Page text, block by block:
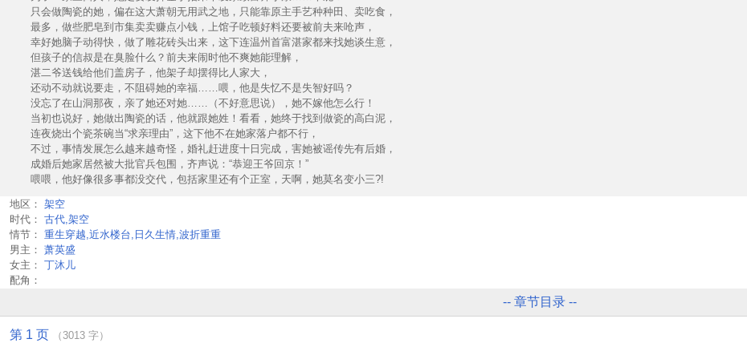
只会做陶瓷的她，偏在这大萧朝无用武之地，只能靠原主手艺种种田、卖吃食，
最多，做些肥皂到市集卖卖赚点小钱，上馆子吃顿好料还要被前夫来呛声，
幸好她脑子动得快，做了雕花砖头出来，这下连温州首富湛家都来找她谈生意，
但孩子的信叔是在臭脸什么？前夫来闹时他不爽她能理解，
湛二爷送钱给他们盖房子，他架子却摆得比人家大，
还动不动就说要走，不阻碍她的幸福……喂，他是失忆不是失智好吗？
没忘了在山洞那夜，亲了她还对她……（不好意思说），她不嫁他怎么行！
当初也说好，她做出陶瓷的话，他就跟她姓！看看，她终于找到做瓷的高白泥，
连夜烧出个瓷茶碗当“求亲理由”，这下他不在她家落户都不行，
不过，事情发展怎么越来越奇怪，婚礼赶进度十日完成，害她被谣传先有后婚，
成婚后她家居然被大批官兵包围，齐声说：“恭迎王爷回京！”
喂喂，他好像很多事都没交代，包括家里还有个正室，天啊，她莫名变小三?!
地区： 架空
时代： 古代,架空
情节： 重生穿越,近水楼台,日久生情,波折重重
男主： 萧英盛
女主： 丁沐儿
配角：
-- 章节目录 --
第 1 页 （3013 字）